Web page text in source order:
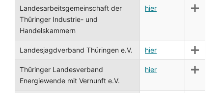
Landesarbeitsgemeinschaft der
Thüringer Industrie- und
Handelskammern
hier
Landesjagdverband Thüringen e.V. hier
Thüringer Landesverband
Energiewende mit Vernunft e.V.
hier